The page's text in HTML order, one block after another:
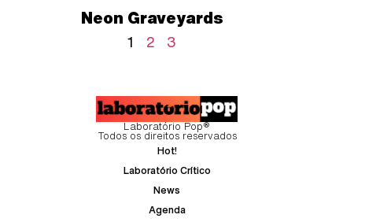
Neon Graveyards
1 2 3
Laboratório Pop®
Todos os direitos reservados
Hot!
Laboratório Crítico
News
Agenda